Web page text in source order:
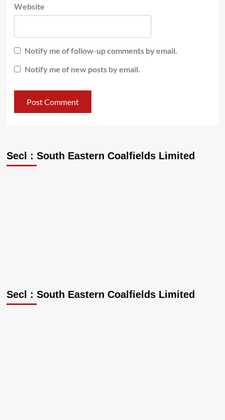
Website
Notify me of follow-up comments by email.
Notify me of new posts by email.
Secl : South Eastern Coalfields Limited
Secl : South Eastern Coalfields Limited